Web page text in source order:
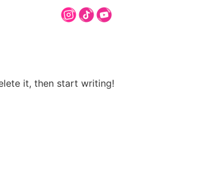
it, then start writing!